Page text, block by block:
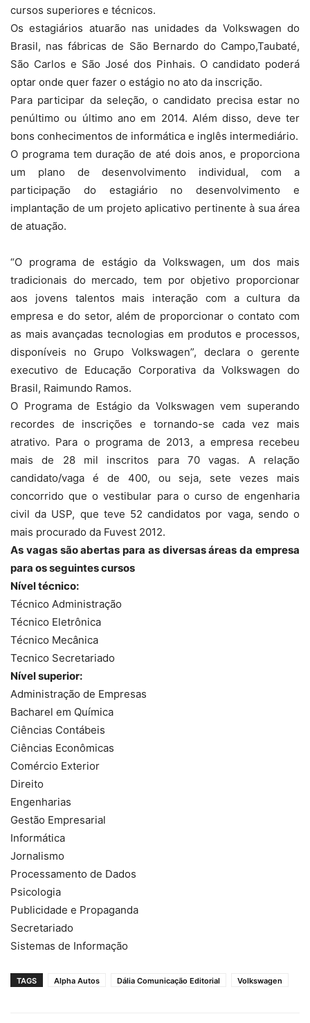
cursos superiores e técnicos.
Os estagiários atuarão nas unidades da Volkswagen do
Brasil, nas fábricas de São Bernardo do Campo,Taubaté,
São Carlos e São José dos Pinhais. O candidato poderá
optar onde quer fazer o estágio no ato da inscrição.
Para participar da seleção, o candidato precisa estar no
penúltimo ou último ano em 2014. Além disso, deve ter
bons conhecimentos de informática e inglês intermediário.
O programa tem duração de até dois anos, e proporciona
um plano de desenvolvimento individual, com a
participação do estagiário no desenvolvimento e
implantação de um projeto aplicativo pertinente à sua área
de atuação.
“O programa de estágio da Volkswagen, um dos mais
tradicionais do mercado, tem por objetivo proporcionar
aos jovens talentos mais interação com a cultura da
empresa e do setor, além de proporcionar o contato com
as mais avançadas tecnologias em produtos e processos,
disponíveis no Grupo Volkswagen”, declara o gerente
executivo de Educação Corporativa da Volkswagen do
Brasil, Raimundo Ramos.
O Programa de Estágio da Volkswagen vem superando
recordes de inscrições e tornando-se cada vez mais
atrativo. Para o programa de 2013, a empresa recebeu
mais de 28 mil inscritos para 70 vagas. A relação
candidato/vaga é de 400, ou seja, sete vezes mais
concorrido que o vestibular para o curso de engenharia
civil da USP, que teve 52 candidatos por vaga, sendo o
mais procurado da Fuvest 2012.
As vagas são abertas para as diversas áreas da empresa
para os seguintes cursos
Nível técnico:
Técnico Administração
Técnico Eletrônica
Técnico Mecânica
Tecnico Secretariado
Nível superior:
Administração de Empresas
Bacharel em Química
Ciências Contábeis
Ciências Econômicas
Comércio Exterior
Direito
Engenharias
Gestão Empresarial
Informática
Jornalismo
Processamento de Dados
Psicologia
Publicidade e Propaganda
Secretariado
Sistemas de Informação
TAGS Alpha Autos Dália Comunicação Editorial Volkswagen